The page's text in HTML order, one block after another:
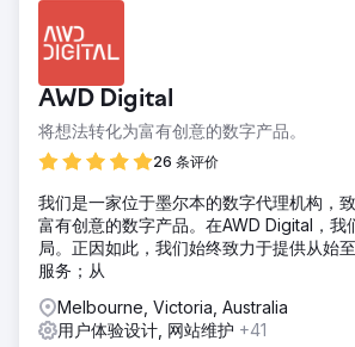
客户的网站在行业关键词排名中表现不佳
低，加载时间缓慢，内容过时。这导致其
参与度低，尽管市场竞争激烈，但自然潜
其微。
解决方案
我们进行了全面的 SEO 改革，为 AI 搜索
命力以满足性能和 UX 基准，从而提高了
结果
自然流量增长了 312%，平均关键词排名从
成为行业领导者，并推动了可持续的长期增
AWD Digital
将想法转化为富有创意的数字产品。
26 条评价
我们是一家位于墨尔本的数字代理机构，
富有创意的数字产品。在AWD Digital，我
局。正因如此，我们始终致力于提供从始
服务；从
Melbourne, Victoria, Australia
用户体验设计, 网站维护 +41